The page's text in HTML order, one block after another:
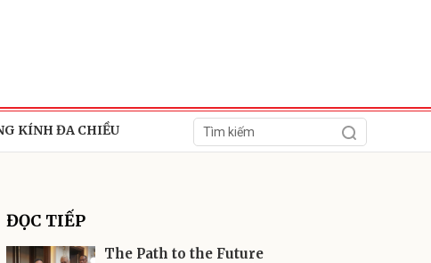
KÍNH ĐA CHIỀU
ĐỌC TIẾP
The Path to the Future